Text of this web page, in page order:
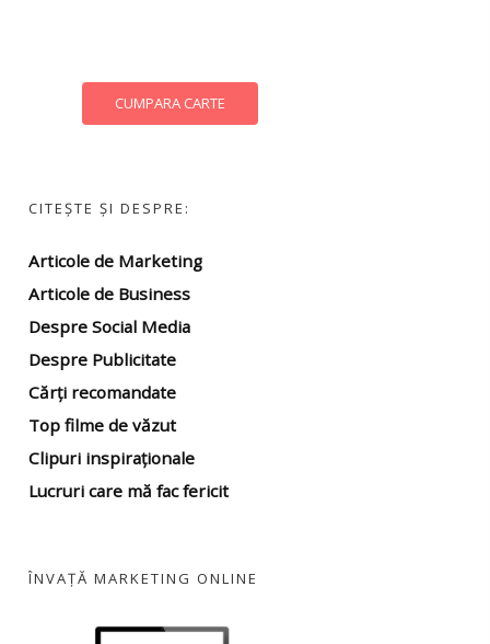
CUMPARA CARTE
CITEȘTE ȘI DESPRE:
Articole de Marketing
Articole de Business
Despre Social Media
Despre Publicitate
Cărți recomandate
Top filme de văzut
Clipuri inspiraționale
Lucruri care mă fac fericit
ÎNVAȚĂ MARKETING ONLINE